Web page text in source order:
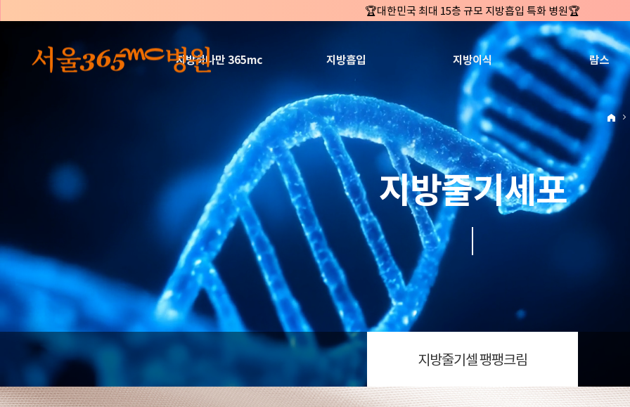
🏆대한민국 첫번째 '병원급' 지방흡입 병원🏆
🏆지방흡입 고객 만족도 99.9% 최고치 달성🏆
🏆대한민국 최다 지방흡입 케이스 370,884건🏆
🏆서울365mc병원 부위별 최다 지방흡입 집도의 4관왕!! (2026년 7월 기
복부지방흡입 1위 | 서울365mc병원 정원주 원장
허파고리 1위 | 서울365mc병원 이성훈 부병원장(4개월 연속)
얼굴지방흡입 1위 | 서울365mc병원 서성익 원장(3년 연속)
배파가리 1위 | 서울365mc병원 서성익 원장
🏆대한민국 최대 15층 규모 지방흡입 특화 병원🏆
🏆대한민국 첫번째 '병원급' 지방흡입 병원🏆
🏆지방흡입 고객 만족도 99.9% 최고치 달성🏆
🏆대한민국 최다 지방흡입 케이스 370,884건🏆
지방하나만 365mc 지방흡입 지방이식 람스
지방줄기세포
지방줄기셀 팽팽크림